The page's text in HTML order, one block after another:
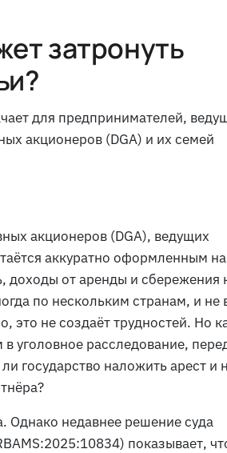
затронуть
для предпринимателей,
акционеров (DGA) и их семей
акционеров (DGA), ведущих
аккуратно оформленным
доходы от аренды и сбережения
по нескольким странам, и не
не создаёт трудностей. Но
уголовное расследование,
государство наложить арест и
Однако недавнее решение суда
показывает,